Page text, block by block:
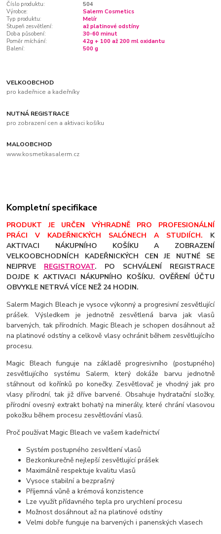
Číslo produktu:
504
Výrobce:
Salerm Cosmetics
Typ produktu:
Melír
Stupeň zesvětlení:
až platinové odstíny
Doba působení:
30-60 minut
Poměr míchání:
42g + 100 až 200 ml oxidantu
Balení:
500 g
VELKOOBCHOD
pro kadeřnice a kadeřníky
NUTNÁ REGISTRACE
pro zobrazení cen a aktivaci košíku
MALOOBCHOD
www.kosmetikasalerm.cz
Kompletní specifikace
PRODUKT JE URČEN VÝHRADNĚ PRO PROFESIONÁLNÍ
PRÁCI V KADEŘNICKÝCH SALÓNECH A STUDIÍCH. K
AKTIVACI NÁKUPNÍHO KOŠÍKU A ZOBRAZENÍ
VELKOOBCHODNÍCH KADEŘNICKÝCH CEN JE NUTNÉ SE
NEJPRVE REGISTROVAT. PO SCHVÁLENÍ REGISTRACE
DOJDE K AKTIVACI NÁKUPNÍHO KOŠÍKU. OVĚŘENÍ ÚČTU
OBVYKLE NETRVÁ VÍCE NEŽ 24 HODIN.
Salerm Magich Bleach je vysoce výkonný a progresivní zesvětlující
prášek. Výsledkem je jednotně zesvětlená barva jak vlasů
barvených, tak přírodních. Magic Bleach je schopen dosáhnout až
na platinové odstíny a celkově vlasy ochránit během zesvětlujícího
procesu.
Magic Bleach funguje na základě progresivního (postupného)
zesvětlujícího systému Salerm, který dokáže barvu jednotně
stáhnout od kořínků po konečky. Zesvětlovač je vhodný jak pro
vlasy přírodní, tak již dříve barvené. Obsahuje hydratační složky,
přírodní ovesný extrakt bohatý na minerály, které chrání vlasovou
pokožku během procesu zesvětlování vlasů.
Proč používat Magic Bleach ve vašem kadeřnictví
Systém postupného zesvětlení vlasů
Bezkonkurečně nejlepší zesvětlující prášek
Maximálně respektuje kvalitu vlasů
Vysoce stabilní a bezprašný
Příjemná vůně a krémová konzistence
Lze využít přídavného tepla pro urychlení procesu
Možnost dosáhnout až na platinové odstíny
Velmi dobře funguje na barvených i panenských vlasech